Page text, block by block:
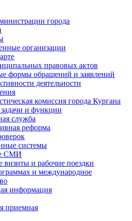
города
организации
правовых актов
формы обращений и заявлений
деятельности
комиссия города Кургана
и функции
служба
реформа
системы
СМИ
и рабочие поездки
и международное
информация
приемная